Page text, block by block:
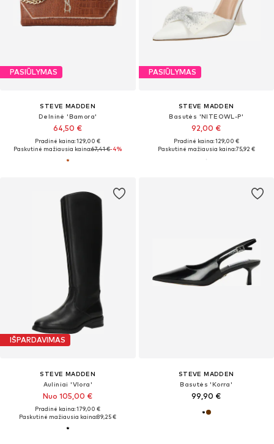
PASIŪLYMAS
STEVE MADDEN
Delninė 'Bamora'
64,50 €
Pradinė kaina: 129,00 €
Paskutinė mažiausia kaina:67,41 €-4%
PASIŪLYMAS
STEVE MADDEN
Basutės 'NITEOWL-P'
92,00 €
Pradinė kaina: 129,00 €
Paskutinė mažiausia kaina:75,92 €
IŠPARDAVIMAS
STEVE MADDEN
Auliniai 'Vlora'
Nuo 105,00 €
Pradinė kaina: 179,00 €
Paskutinė mažiausia kaina:89,25 €
STEVE MADDEN
Basutės 'Korra'
99,90 €